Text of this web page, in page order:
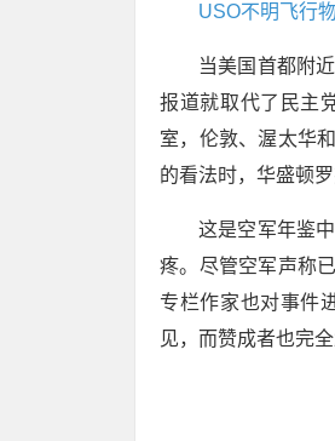
USO不明飞行
当美国首都附
报道就取代了民主
室，伦敦、渥太华
的看法时，华盛顿
这是空军年鉴
疼。尽管空军声称
专栏作家也对事件
见，而赞成者也完